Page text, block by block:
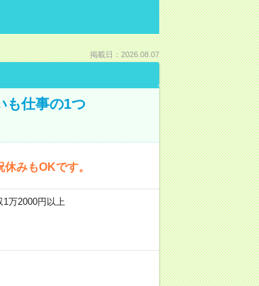
掲載日：2026.08.07
も仕事の1つ
みもOKです。
万2000円以上